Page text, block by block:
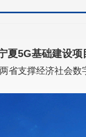
夏5G基础建设项
省支撑经济社会数